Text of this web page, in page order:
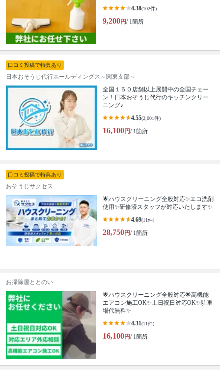
4.38(102件)
9,200円/ 1箇所
口コミ投稿で特典あり
日本おそうじ代行ホールディングス～関東支部～
全国１５０店舗以上展開中の全国チェー
ン！日本おそうじ代行のキッチンクリー
ニング♪
4.55(2,001件)
16,100円/ 1箇所
口コミ投稿で特典あり
おそうじサクセス
🌟ハウスクリーニング全般対応✨エコ洗剤
使用✨研修済スタッフが対応いたします✨
4.69(11件)
28,750円/ 1箇所
お掃除屋ととのい
🌟ハウスクリーニング全般対応🌟高機能
エアコン施工OK✨土日祝日対応OK✨駐車
場代無料✨
4.31(11件)
16,100円/ 1箇所